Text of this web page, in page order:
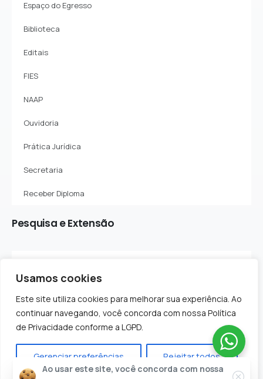
Usamos cookies
Este site utiliza cookies para melhorar sua experiência. Ao
continuar navegando, você concorda com nossa Política
de Privacidade conforme a LGPD.
Gerenciar preferências Rejeitar todos
Espaço do Egresso
Biblioteca
Editais
FIES
NAAP
Ouvidoria
Prática Jurídica
Secretaria
Receber Diploma
Pesquisa eExtensão
Projetos de Extensão
Todos os Direitos Reservados - Faculdade Evolução
Ao usar este site, você concorda com nossa